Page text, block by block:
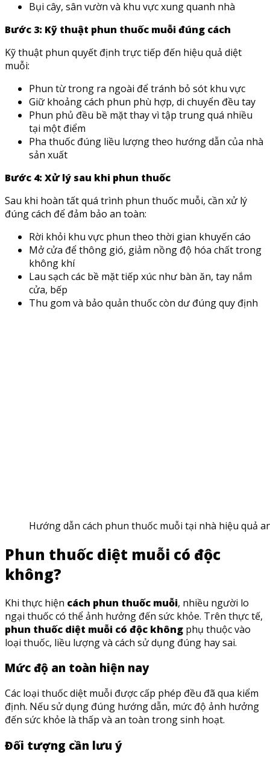
Bụi cây, sân vườn và khu vực xung quanh nhà
Bước 3: Kỹ thuật phun thuốc muỗi đúng cách
Kỹ thuật phun quyết định trực tiếp đến hiệu quả diệt
muỗi:
Phun từ trong ra ngoài để tránh bỏ sót khu vực
Giữ khoảng cách phun phù hợp, di chuyển đều tay
Phun phủ đều bề mặt thay vì tập trung quá nhiều
tại một điểm
Pha thuốc đúng liều lượng theo hướng dẫn của nhà
sản xuất
Bước 4: Xử lý sau khi phun thuốc
Sau khi hoàn tất quá trình phun thuốc muỗi, cần xử lý
đúng cách để đảm bảo an toàn:
Rời khỏi khu vực phun theo thời gian khuyến cáo
Mở cửa để thông gió, giảm nồng độ hóa chất trong
không khí
Lau sạch các bề mặt tiếp xúc như bàn ăn, tay nắm
cửa, bếp
Thu gom và bảo quản thuốc còn dư đúng quy định
Hướng dẫn cách phun thuốc muỗi tại nhà hiệu quả
Phun thuốc diệt muỗi có độc
không?
Khi thực hiện cách phun thuốc muỗi, nhiều người lo
ngại thuốc có thể ảnh hưởng đến sức khỏe. Trên thực tế,
phun thuốc diệt muỗi có độc không phụ thuộc vào
loại thuốc, liều lượng và cách sử dụng đúng hay sai.
Mức độ an toàn hiện nay
Các loại thuốc diệt muỗi được cấp phép đều đã qua kiểm
định. Nếu sử dụng đúng hướng dẫn, mức độ ảnh hưởng
đến sức khỏe là thấp và an toàn trong sinh hoạt.
Đối tượng cần lưu ý